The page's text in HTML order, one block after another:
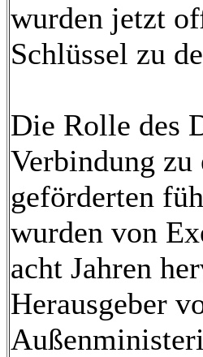
wurden jetzt
Schlüssel zu
Die Rolle des
Verbindung zu
geförderten
wurden von
acht Jahren
Herausgeber